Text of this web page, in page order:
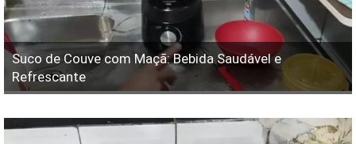
Suco de Couve com Maçã: Bebida Saudável e
Refrescante